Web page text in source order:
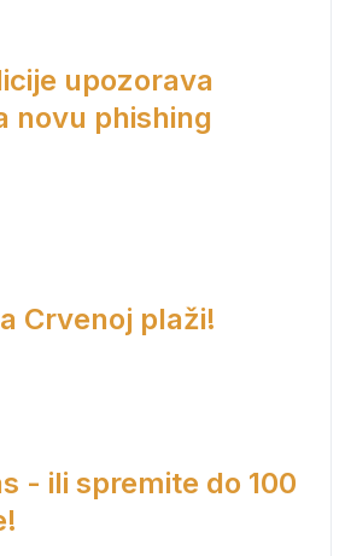
upozorava
novu phishing
Crvenoj plaži!
- ili spremite do 100